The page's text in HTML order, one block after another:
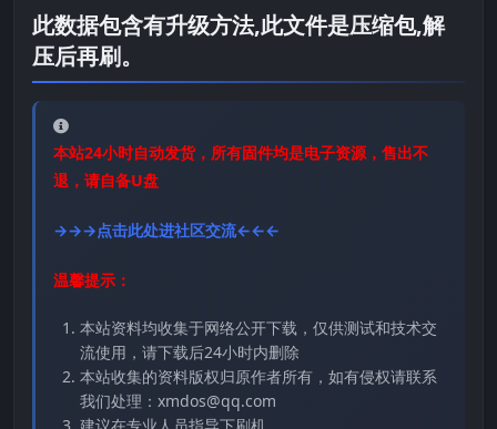
此数据包含有升级方法,此文件是压缩包,解
压后再刷。
本站24小时自动发货，所有固件均是电子资源，售出不
退，请自备U盘
→→→点击此处进社区交流←←←
温馨提示：
本站资料均收集于网络公开下载，仅供测试和技术交
流使用，请下载后24小时内删除
本站收集的资料版权归原作者所有，如有侵权请联系
我们处理：xmdos@qq.com